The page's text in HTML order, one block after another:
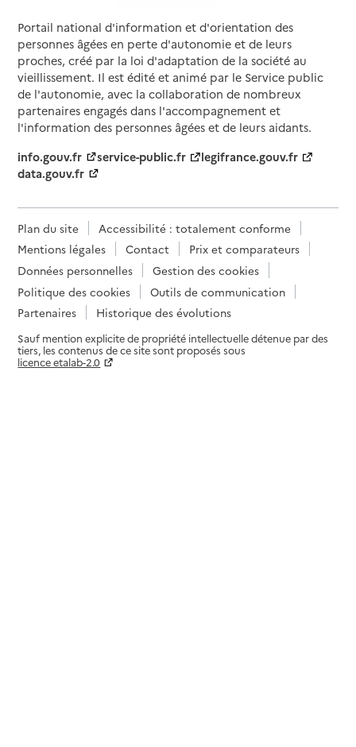
Portail national d'information et d'orientation des
personnes âgées en perte d'autonomie et de leurs
proches, créé par la loi d'adaptation de la société au
vieillissement. Il est édité et animé par le Service public
de l'autonomie, avec la collaboration de nombreux
partenaires engagés dans l'accompagnement et
l'information des personnes âgées et de leurs aidants.
info.gouv.fr
service-public.fr
legifrance.gouv.fr
data.gouv.fr
Plan du site
Accessibilité : totalement conforme
Mentions légales
Contact
Prix et comparateurs
Données personnelles
Gestion des cookies
Politique des cookies
Outils de communication
Partenaires
Historique des évolutions
Sauf mention explicite de propriété intellectuelle détenue par des
tiers, les contenus de ce site sont proposés sous
licence etalab-2.0